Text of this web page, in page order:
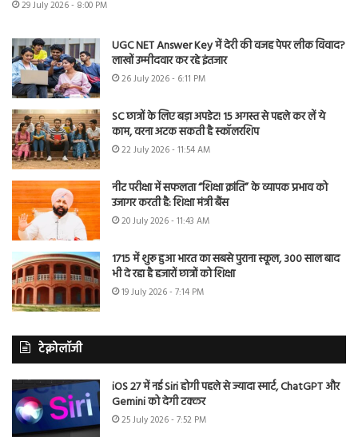
29 July 2026 - 8:00 PM
UGC NET Answer Key में देरी की वजह पेपर लीक विवाद?
लाखों उम्मीदवार कर रहे इंतजार
26 July 2026 - 6:11 PM
SC छात्रों के लिए बड़ा अपडेट! 15 अगस्त से पहले कर लें ये
काम, वरना अटक सकती है स्कॉलरशिप
22 July 2026 - 11:54 AM
नीट परीक्षा में सफलता “शिक्षा क्रांति” के व्यापक प्रभाव को
उजागर करती है: शिक्षा मंत्री बैंस
20 July 2026 - 11:43 AM
1715 में शुरू हुआ भारत का सबसे पुराना स्कूल, 300 साल बाद
भी दे रहा है हजारों छात्रों को शिक्षा
19 July 2026 - 7:14 PM
टेक्नोलॉजी
iOS 27 में नई Siri होगी पहले से ज्यादा स्मार्ट, ChatGPT और
Gemini को देगी टक्कर
25 July 2026 - 7:52 PM